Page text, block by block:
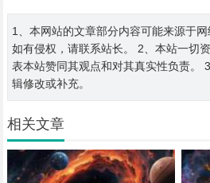
1、本网站的文章部分内容可能来源于
如有侵权，请联系站长。 2、本站一切
表本站赞同其观点和对其真实性负责。
辑修改或补充。
相关文章